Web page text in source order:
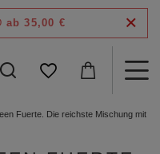
ab 35,00 €
Fuerte. Die reichste Mischung mit